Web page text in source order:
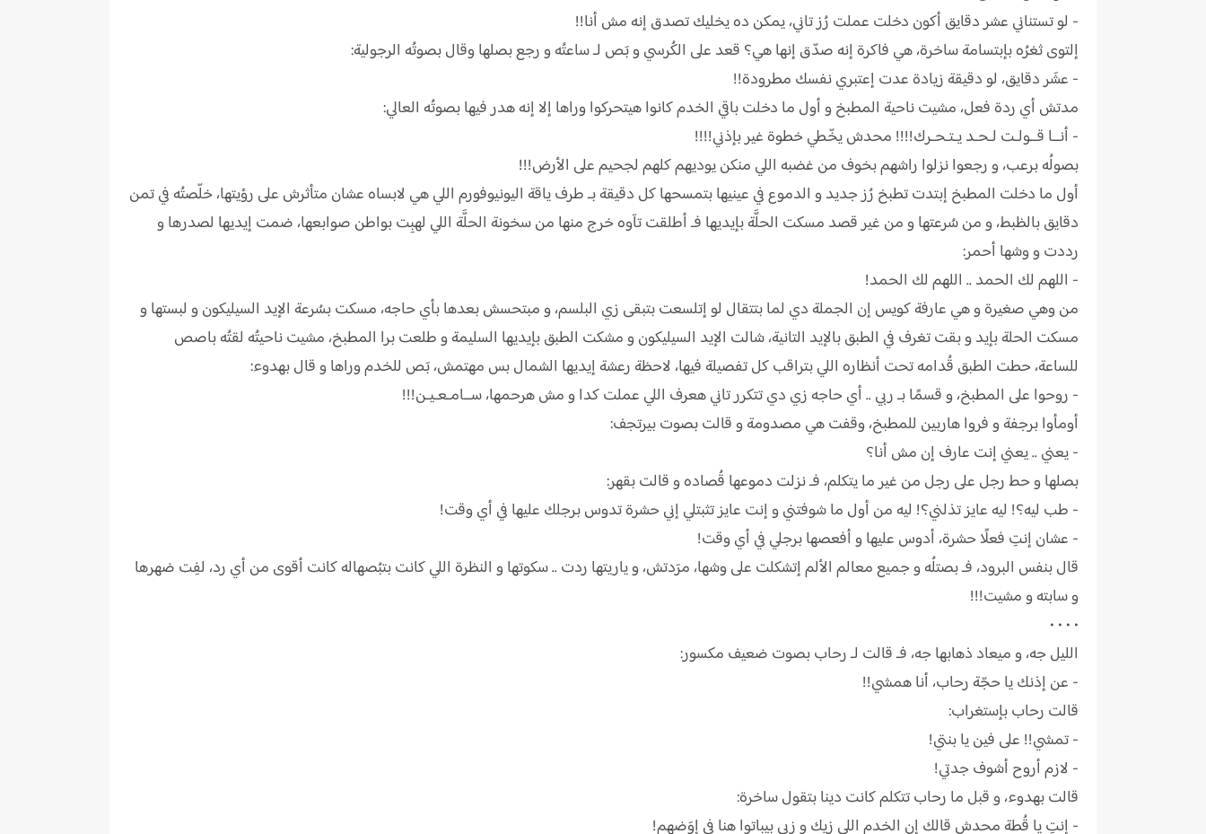
- لو تستناني عشر دقايق أكون دخلت عملت رُز تاني، يمكن ده يخليك تصدق إنه مش أنا!!
إلتوى ثغرُه بإبتسامة ساخرة، هي فاكرة إنه صدّق إنها هي؟ قعد على الكُرسي و بَص لـ ساعتُه و رجع بصلها وقال بصوتُه الرجولية:
- عشَر دقايق، لو دقيقة زيادة عدت إعتبري نفسك مطرودة!!
مدتش أي ردة فعل، مشيت ناحية المطبخ و أول ما دخلت باقي الخدم كانوا هيتحركوا وراها إلا إنه هدر فيها بصوتُه العالي:
- أنــا قــولـت لـحـد يـتـحـرك!!!! محدش يخّطي خطوة غير بإذني!!!!
بصولُه برعب، و رجعوا نزلوا راشهم بخوف من غضبه اللي منكن يوديهم كلهم لجحيم على الأرض!!!
أول ما دخلت المطبخ إبتدت تطبخ رُز جديد و الدموع في عينيها بتمسحها كل دقيقة بـ طرف ياقة اليونيوفورم اللي هي لابساه عشان متأثرش على رؤيتها، خلّصتُه في تمن
دقايق بالظبط، و من سُرعتها و من غير قصد مسكت الحلَّة بإيديها فـ أطلقت تآوه خرج منها من سخونة الحلَّة اللي لهبِت بواطن صوابعها، ضمت إيديها لصدرها و
رددت و وشها أحمر:
- اللهم لك الحمد .. اللهم لك الحمد!
من وهي صغيرة و هي عارفة كويس إن الجملة دي لما بتتقال لو إتلسعت بتبقى زي البلسم، و مبتحسش بعدها بأي حاجه، مسكت بسُرعة الإيد السيليكون و لبستها و
مسكت الحلة بإيد و بقت تغرف في الطبق بالإيد التانية، شالت الإيد السيليكون و مشكت الطبق بإيديها السليمة و طلعت برا المطبخ، مشيت ناحيتُه لقتُه باصص
للساعة، حطت الطبق قُدامه تحت أنظاره اللي بتراقب كل تفصيلة فيها، لاحظة رعشة إيديها الشمال بس مهتمش، بَص للخدم وراها و قال بهدوء:
- روحوا على المطبخ، و قسمًا بـ ربي .. أي حاجه زي دي تتكرر تاني هعرف اللي عملت كدا و مش هرحمها، ســامـعـيـن!!!
أومأوا برجفة و فروا هاربين للمطبخ، وقفت هي مصدومة و قالت بصوت بيرتجف:
- يعني .. يعني إنت عارف إن مش أنا؟
بصلها و حط رجل على رجل من غير ما يتكلم، فـ نزلت دموعها قُصاده و قالت بقهر:
- طب ليه؟! ليه عايز تذلني؟! ليه من أول ما شوفتني و إنت عايز تثبتلي إني حشرة تدوس برجلك عليها في أي وقت!
- عشان إنتِ فعلًا حشرة، أدوس عليها و أفعصها برجلي في أي وقت!
قال بنفس البرود، فـ بصتلُه و جميع معالم الألم إتشكلت على وشها، مرَدتش، و ياريتها ردت .. سكوتها و النظرة اللي كانت بتبُصهاله كانت أقوى من أي رد، لفِت ضهرها
و سابته و مشيت!!!
• • • •
الليل جه، و ميعاد ذهابها جه، فـ قالت لـ رحاب بصوت ضعيف مكسور:
- عن إذنك يا حجّة رحاب، أنا همشي!!
قالت رحاب بإستغراب:
- تمشي!! على فين يا بنتي!
- لازم أروح أشوف جدتي!
قالت بهدوء، و قبل ما رحاب تتكلم كانت دينا بتقول ساخرة:
- إنتِ يا قُطة محدش قالك إن الخدم اللي زيك و زيي بيباتوا هنا في إوَضهم!